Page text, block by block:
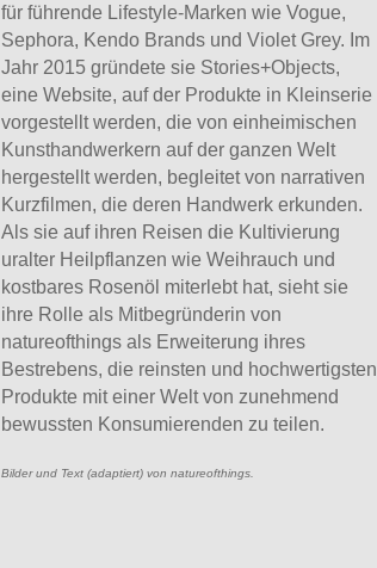
für führende Lifestyle-Marken wie Vogue,
Sephora, Kendo Brands und Violet Grey. Im
Jahr 2015 gründete sie Stories+Objects,
eine Website, auf der Produkte in Kleinserie
vorgestellt werden, die von einheimischen
Kunsthandwerkern auf der ganzen Welt
hergestellt werden, begleitet von narrativen
Kurzfilmen, die deren Handwerk erkunden.
Als sie auf ihren Reisen die Kultivierung
uralter Heilpflanzen wie Weihrauch und
kostbares Rosenöl miterlebt hat, sieht sie
ihre Rolle als Mitbegründerin von
natureofthings als Erweiterung ihres
Bestrebens, die reinsten und hochwertigsten
Produkte mit einer Welt von zunehmend
bewussten Konsumierenden zu teilen.
Bilder und Text (adaptiert) von natureofthings.